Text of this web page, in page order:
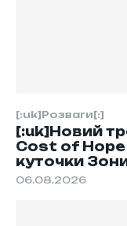
[:uk]Розваги[:]
[:uk]Новий
Cost of Hope
куточки
06.08.2026